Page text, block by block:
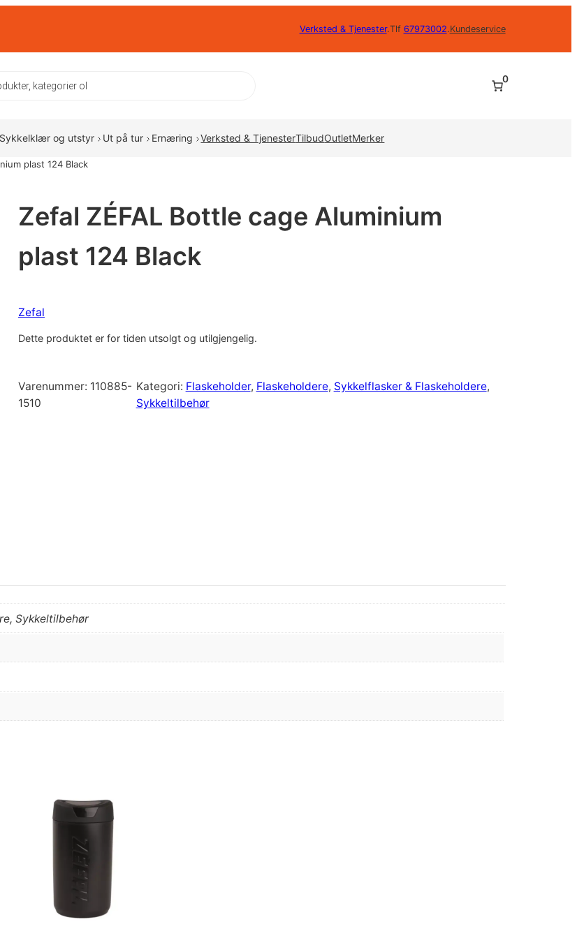
Verksted & Tjenester.Tlf 67973002.Kundeservice
0
Sykkelklær og utstyr Ut på tur Ernæring Verksted & TjenesterTilbudOutletMerker
plast 124 Black
Zefal ZÉFAL Bottle cage Aluminium
plast 124 Black
Zefal
Dette produktet er for tiden utsolgt og utilgjengelig.
Varenummer: 110885-
1510
Kategori: Flaskeholder, Flaskeholdere, Sykkelflasker & Flaskeholdere
Sykkeltilbehør
Sykkeltilbehør